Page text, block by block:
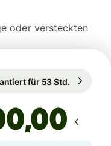
oder versteckten
für 53 Std.
,00